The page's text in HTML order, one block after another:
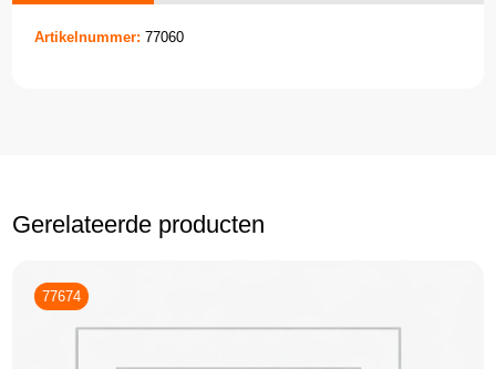
Artikelnummer: 77060
Gerelateerde producten
77674